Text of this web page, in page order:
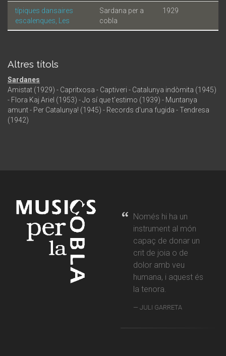
típiques dansaires
escalenques, Les
Sardana per a
cobla
1929
Altres títols
Sardanes
Amistat (1929) - Capritxosa - Captiveri - Catalunya indòmita (1945)
- Flora Kaj Ariel (1953) - Jo sí que t'estimo (1939) - Muntanya
amunt - Per Catalunya! (1945) - Records d'una fugida - Tendresa
(1942)
Només hi ha un
instrument al món
capaç de donar un
crit de joia o de
dolor amb veu
humana, i aquest és
la tenora.
JULI GARRETA